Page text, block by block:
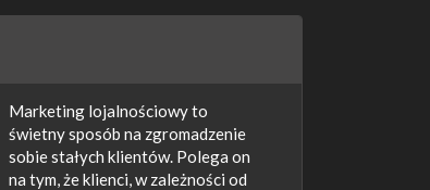
Marketing lojalnościowy to
świetny sposób na zgromadzenie
sobie stałych klientów. Polega on
na tym, że klienci, w zależności od